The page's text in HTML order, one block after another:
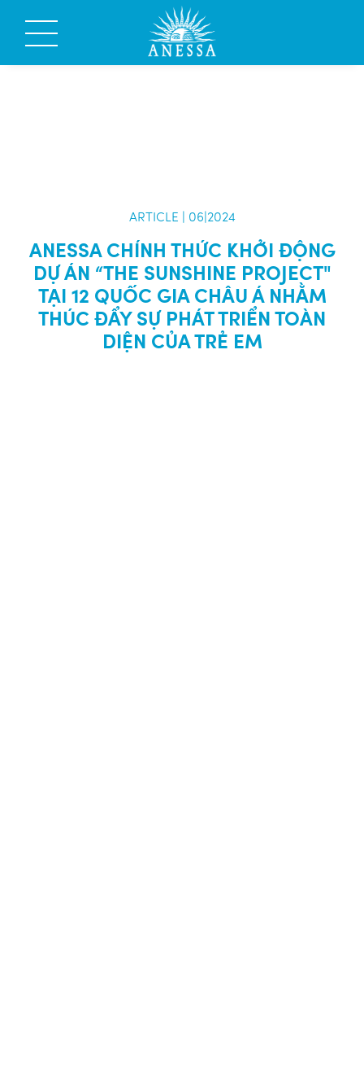
ARTICLE | 06|2024
ANESSA CHÍNH THỨC KHỞI ĐỘNG
DỰ ÁN “THE SUNSHINE PROJECT"
TẠI 12 QUỐC GIA CHÂU Á NHẰM
THÚC ĐẨY SỰ PHÁT TRIỂN TOÀN
DIỆN CỦA TRẺ EM